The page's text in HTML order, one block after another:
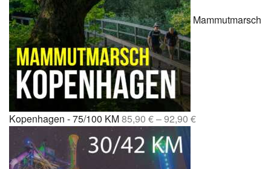
Mammutmarsch
Kopenhagen - 75/100 KM85,90 €–92,90 €